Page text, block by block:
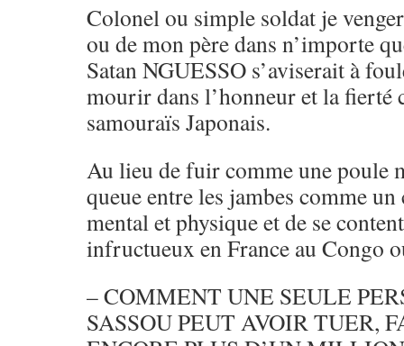
Colonel ou simple soldat je
ou de mon père dans n’importe
Satan NGUESSO s’aviserait à
mourir dans l’honneur et la fierté
samouraïs Japonais.
Au lieu de fuir comme une poule
queue entre les jambes comme
mental et physique et de se
infructueux en France au Congo
– COMMENT UNE SEULE
SASSOU PEUT AVOIR TUER,